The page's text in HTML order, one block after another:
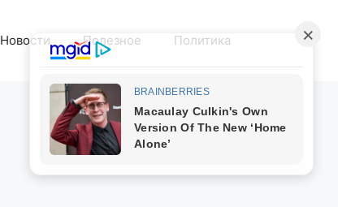
Новости Полезное Политика